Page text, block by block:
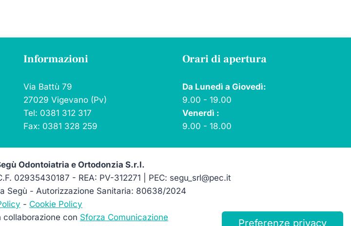
Informazioni
Via Battù 79
27029 Vigevano (Pv)
Tel: 0381 312 317
Fax: 0381 328 259
Orari di apertura
Da Lunedì a Giovedì:
9.00 - 19.00
Venerdì :
9.00 - 18.00
Odontoiatria e Ortodonzia S.r.l.
02935430187 - REA: PV-312271 | PEC: segu_srl@pec.it
Segù - Autorizzazione Sanitaria: 80638/2024
- Cookie Policy
collaborazione con Sforza Comunicazione